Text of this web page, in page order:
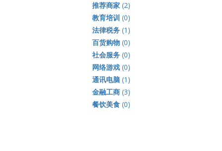
推荐商家(2)
教育培训 (0)
法律税务(1)
百货购物(0)
社会服务(0)
网络游戏(0)
通讯电脑(1)
金融工商(3)
餐饮美食(0)